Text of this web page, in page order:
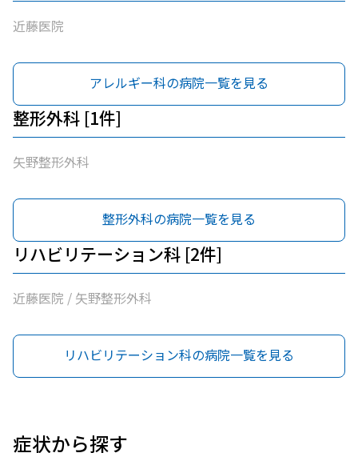
近藤医院
アレルギー科の病院一覧を見る
整形外科 [1件]
矢野整形外科
整形外科の病院一覧を見る
リハビリテーション科 [2件]
近藤医院 / 矢野整形外科
リハビリテーション科の病院一覧を見る
症状から探す